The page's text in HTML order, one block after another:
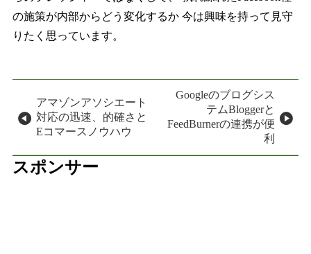
の施策が内部からどう変化するか 今は興味を持って見守
りたく思っています。
アマゾンアソシエート
対応の迅速、的確さと
Eコマースノウハウ
Googleのブログシス
テムBloggerと
FeedBurnerの連携が便
利
スポンサー